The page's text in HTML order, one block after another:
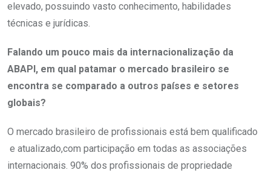
elevado, possuindo vasto conhecimento, habilidades
técnicas e jurídicas.
Falando um pouco mais da internacionalização da
ABAPI, em qual patamar o mercado brasileiro se
encontra se comparado a outros países e setores
globais?
O mercado brasileiro de profissionais está bem qualificado
e atualizado,com participação em todas as associações
internacionais. 90% dos profissionais de propriedade